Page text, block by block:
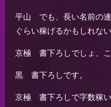
平山 でも、長い名前の
ぐらい稼げるかもしれない
京極 書下ろしでしょ、こ
黒 書下ろしです。
京極 書下ろしで字数稼